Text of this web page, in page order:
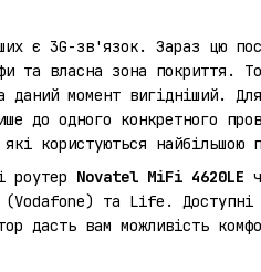
є 3G-зв'язок. Зараз цю
та власна зона покриття.
даний момент вигідніший.
до одного конкретного
користуються найбільшою
роутер Novatel MiFi 4620LЕ
та Life. Доступні
дасть вам можливість